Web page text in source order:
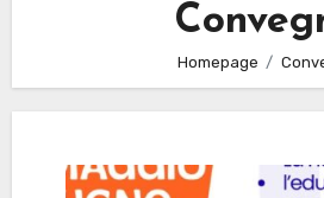
Homepage